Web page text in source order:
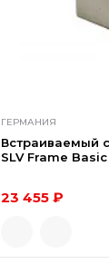
ГЕРМАНИЯ
Встраиваемый
SLV Frame Basic
23 455 ₽